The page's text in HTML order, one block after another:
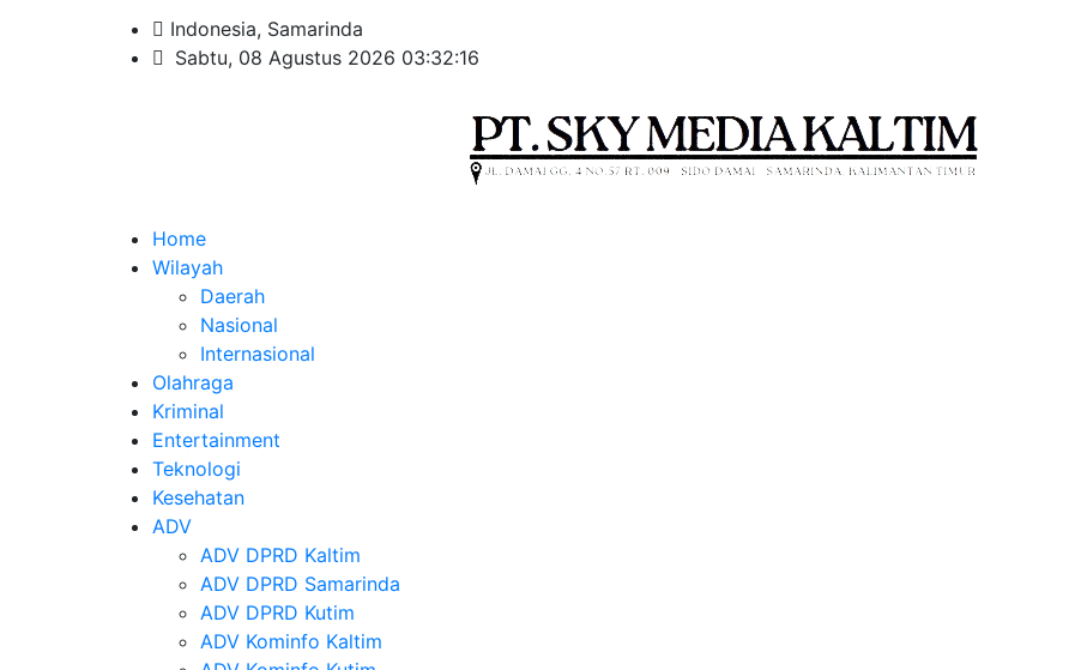
Indonesia, Samarinda
Sabtu, 08 Agustus 2026 03:32:17
Home
Wilayah
Daerah
Nasional
Internasional
Olahraga
Kriminal
Entertainment
Teknologi
Kesehatan
ADV
ADV DPRD Kaltim
ADV DPRD Samarinda
ADV DPRD Kutim
ADV Kominfo Kaltim